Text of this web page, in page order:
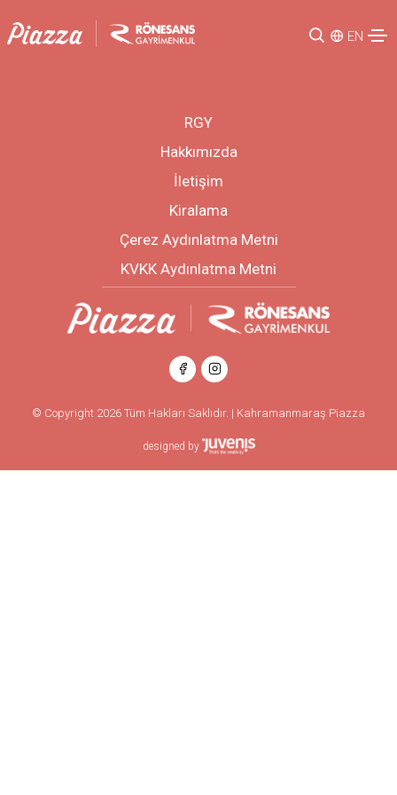
EN
RGY
Hakkımızda
İletişim
Kiralama
Çerez Aydınlatma Metni
KVKK Aydınlatma Metni
© Copyright 2026 Tüm Hakları Saklıdır. | Kahramanmaraş Piazza
designed by